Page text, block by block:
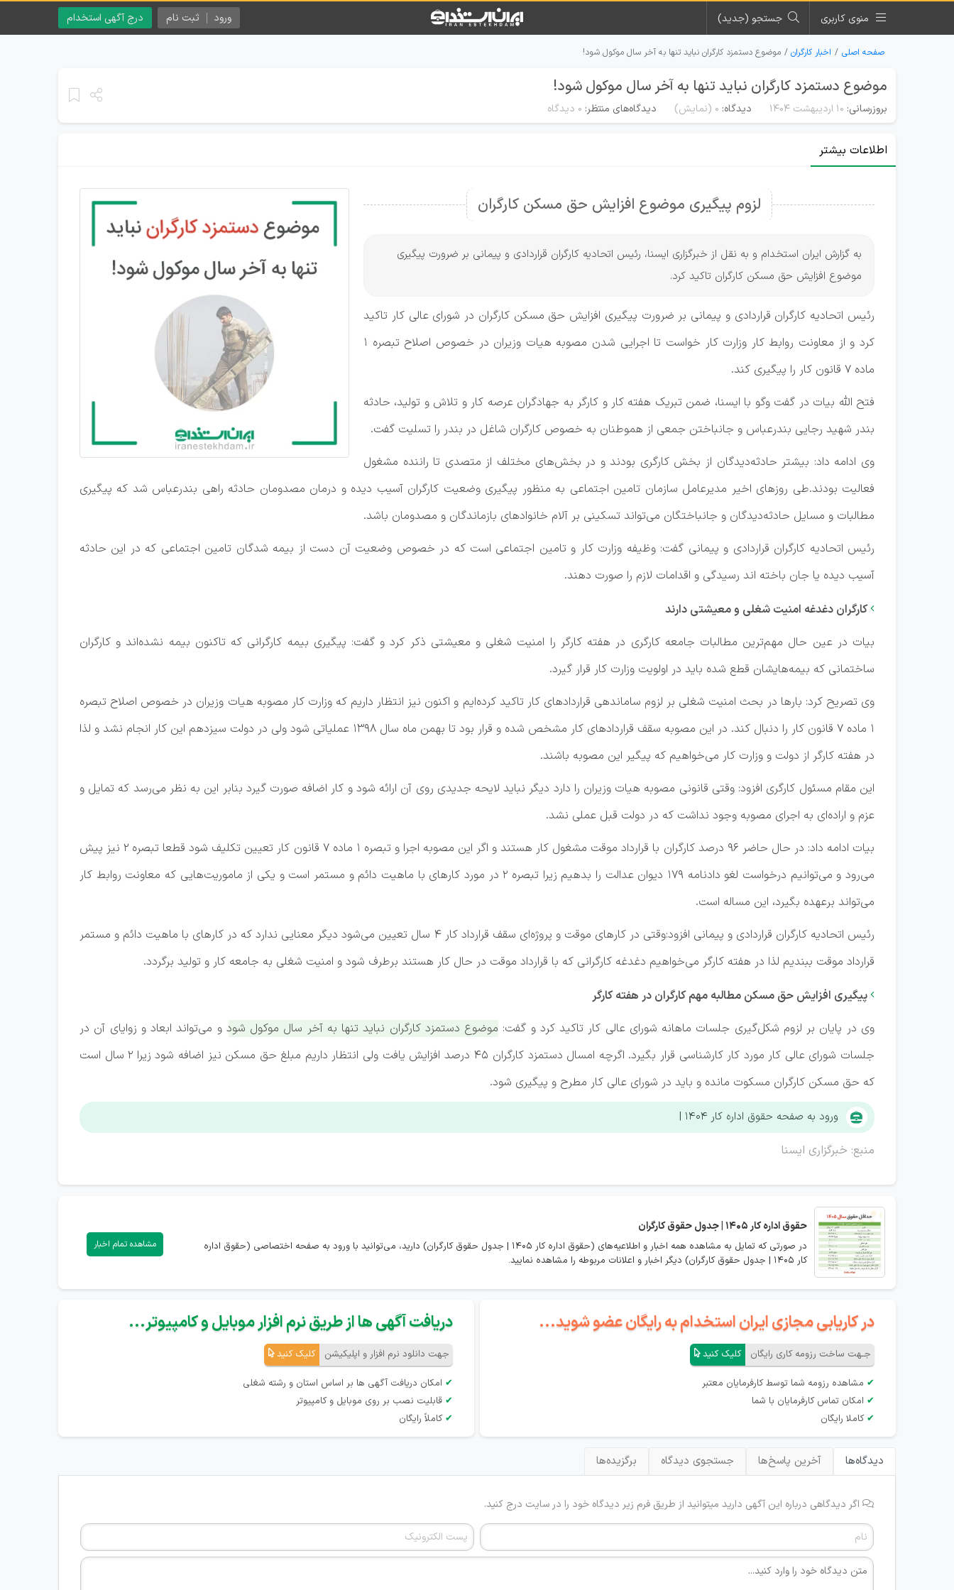
منوی کاربری جستجو (جدید) درج آگهی استخدام ورود ثبت نام
صفحه اصلی اخبار کارگران موضوع دستمزد کارگران نباید تنها به آخر سال موکول شود!
موضوع دستمزد کارگران نباید تنها به آخر سال موکول شود!
بروزرسانی: ۱۰ اردیبهشت ۱۴۰۴ دیدگاه: 0 (نمایش) دیدگاه‌های منتظر: ۰ دیدگاه
اطلاعات بیشتر
لزوم پیگیری موضوع افزایش حق مسکن کارگران
به گزارش ایران استخدام و به نقل از خبرگزاری ایسنا، رئیس اتحادیه کارگران قراردادی و پیمانی بر ضرورت پیگیری
موضوع افزایش حق مسکن کارگران تاکید کرد.
رئیس اتحادیه کارگران قراردادی و پیمانی بر ضرورت پیگیری افزایش حق مسکن کارگران در شورای عالی کار تاکید
کرد و از معاونت روابط کار وزارت کار خواست تا اجرایی شدن مصوبه هیات وزیران در خصوص اصلاح تبصره ۱
ماده ۷ قانون کار را پیگیری کند.
فتح الله بیات در گفت وگو با ایسنا، ضمن تبریک هفته کار و کارگر به جهادگران عرصه کار و تلاش و تولید، حادثه
بندر شهید رجایی بندرعباس و جانباختن جمعی از هموطنان به خصوص کارگران شاغل در بندر را تسلیت گفت.
وی ادامه داد: بیشتر حادثه‌دیدگان از بخش کارگری بودند و در بخش‌های مختلف از متصدی تا راننده مشغول
فعالیت بودند.طی روزهای اخیر مدیرعامل سازمان تامین اجتماعی به منظور پیگیری وضعیت کارگران آسیب دیده و درمان مصدومان حادثه راهی بندرعباس شد که پیگیری
مطالبات و مسایل حادثه‌دیدگان و جانباختگان می‌تواند تسکینی بر آلام خانوادهای بازماندگان و مصدومان باشد.
رئیس اتحادیه کارگران قراردادی و پیمانی گفت: وظیفه وزارت کار و تامین اجتماعی است که در خصوص وضعیت آن دست از بیمه شدگان تامین اجتماعی که در این حادثه
آسیب دیده یا جان باخته اند رسیدگی ‌و اقدامات لازم را صورت دهند.
کارگران دغدغه امنیت شغلی و معیشتی دارند
بیات در عین حال مهم‌ترین مطالبات جامعه کارگری در هفته کارگر را امنیت شغلی و معیشتی ذکر کرد و گفت: پیگیری بیمه کارگرانی که تاکنون بیمه نشده‌اند و کارگران
ساختمانی که بیمه‌هایشان قطع شده باید در اولویت وزارت کار قرار گیرد.
وی تصریح کرد: بارها در بحث امنیت شغلی بر لزوم ساماندهی قراردادهای کار تاکید کرده‌ایم و اکنون نیز انتظار داریم که وزارت کار مصوبه هیات وزیران در خصوص اصلاح تبصره
۱ ماده ۷ قانون کار را دنبال کند. در این مصوبه سقف قراردادهای کار مشخص شده و قرار بود تا بهمن ماه سال ۱۳۹۸ عملیاتی شود ولی در دولت سیزدهم این کار انجام نشد و لذا
در هفته کارگر از دولت و وزارت کار می‌خواهیم که پیگیر این مصوبه باشند.
این مقام مسئول کارگری افزود: وقتی قانونی مصوبه هیات وزیران را دارد دیگر نباید لایحه جدیدی روی آن ارائه شود و کار اضافه صورت گیرد بنابر این به نظر می‌رسد که تمایل و
عزم و اراده‌ای به اجرای مصوبه وجود نداشت که در دولت قبل عملی نشد.
بیات ادامه داد: در حال حاضر ۹۶ درصد کارگران با قرارداد موقت مشغول کار هستند و اگر این مصوبه اجرا و تبصره ۱ ماده ۷ قانون کار تعیین تکلیف شود قطعا تبصره ۲ نیز پیش
می‌رود و می‌توانیم درخواست لغو دادنامه ۱۷۹ دیوان عدالت را بدهیم زیرا تبصره ۲ در مورد کارهای با ماهیت دائم و مستمر است و یکی از ماموریت‌هایی که معاونت روابط کار
می‌تواند برعهده بگیرد، این مساله است.
رئیس اتحادیه کارگران قراردادی و پیمانی افزود:وقتی در کارهای موقت و پروژه‌ای سقف قرارداد کار ۴ سال تعیین می‌شود دیگر معنایی ندارد که در کارهای با ماهیت دائم و مستمر
قرارداد موقت ببندیم لذا در هفته کارگر می‌خواهیم دغدغه کارگرانی که با قرارداد موقت در حال کار هستند برطرف شود و امنیت شغلی به جامعه کار و تولید برگردد.
 پیگیری افزایش حق مسکن مطالبه مهم کارگران در هفته کارگر
وی در پایان بر لزوم شکل‌گیری جلسات ماهانه شورای عالی کار تاکید کرد و گفت: موضوع دستمزد کارگران نباید تنها به آخر سال موکول شود و می‌تواند ابعاد و زوایای آن در
جلسات شورای عالی کار مورد کار کارشناسی قرار بگیرد. اگرچه امسال دستمزد کارگران ۴۵ درصد افزایش یافت ولی انتظار داریم مبلغ حق مسکن نیز اضافه شود زیرا ۲ سال است
که حق مسکن کارگران مسکوت مانده و باید در شورای عالی کار مطرح و پیگیری شود.
ورود به صفحه حقوق اداره کار ۱۴۰۴ |
منبع: خبرگزاری ایسنا
حقوق اداره کار 1405 | جدول حقوق کارگران
در صورتی که تمایل به مشاهده همه اخبار و اطلاعیه‌های (حقوق اداره کار 1405 | جدول حقوق کارگران) دارید، می‌توانید با ورود به صفحه اختصاصی (حقوق اداره
کار 1405 | جدول حقوق کارگران) دیگر اخبار و اعلانات مربوطه را مشاهده نمایید.
مشاهده تمام اخبار
در کاریابی مجازی ایران استخدام به رایگان عضو شوید...
جـهت ساخت رزومه کاری رایگان کلیک کنید
✔ مشاهده رزومه شما توسط کارفرمایان معتبر
✔ امکان تماس کارفرمایان با شما
✔ کاملا رایگان
دریافت آگهی ها از طریق نرم افزار موبایل و کامپیوتر...
جهت دانلود نرم افزار و اپلیکیشن کلیک کنید
✔ امکان دریافت آگهی ها بر اساس استان و رشته شغلی
✔ قابلیت نصب بر روی موبایل و کامپیوتر
✔ کاملاً رایگان
دیدگاه‌ها آخرین پاسخ‌ها جستجوی دیدگاه برگزیده‌ها
اگر دیدگاهی درباره این آگهی دارید میتوانید از طریق فرم زیر دیدگاه خود را در سایت درج کنید.